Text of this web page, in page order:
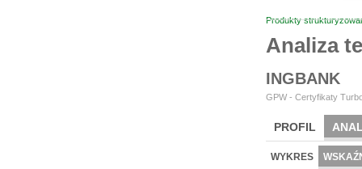
Produkty
Analiza
INGBANK
GPW - Certyfikaty
PROFIL
WYKRES